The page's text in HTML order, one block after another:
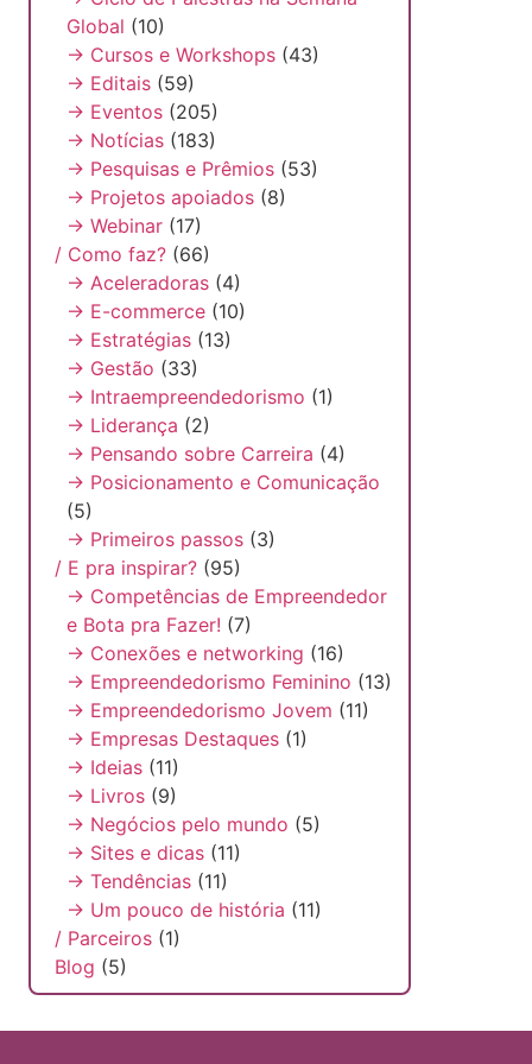
Global (10)
→ Cursos e Workshops (43)
→ Editais (59)
→ Eventos (205)
→ Notícias (183)
→ Pesquisas e Prêmios (53)
→ Projetos apoiados (8)
→ Webinar (17)
/ Como faz? (66)
→ Aceleradoras (4)
→ E-commerce (10)
→ Estratégias (13)
→ Gestão (33)
→ Intraempreendedorismo (1)
→ Liderança (2)
→ Pensando sobre Carreira (4)
→ Posicionamento e Comunicação
(5)
→ Primeiros passos (3)
/ E pra inspirar? (95)
→ Competências de Empreendedor
e Bota pra Fazer! (7)
→ Conexões e networking (16)
→ Empreendedorismo Feminino (13)
→ Empreendedorismo Jovem (11)
→ Empresas Destaques (1)
→ Ideias (11)
→ Livros (9)
→ Negócios pelo mundo (5)
→ Sites e dicas (11)
→ Tendências (11)
→ Um pouco de história (11)
/ Parceiros (1)
Blog (5)